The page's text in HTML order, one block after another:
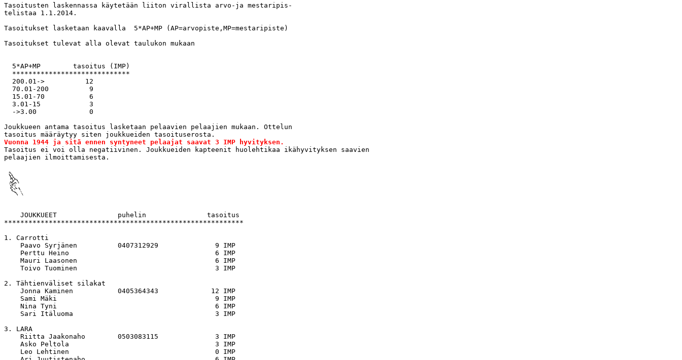
Tasoitusten laskennassa käytetään liiton virallista arvo-ja mestaripis-
telistaa 1.1.2014.
Tasoitukset lasketaan kaavalla  5*AP+MP (AP=arvopiste,MP=mestaripiste)
Tasoitukset tulevat alla olevat taulukon mukaan
  5*AP+MP        tasoitus (IMP)
  *****************************
  200.01->          12
  70.01-200          9
  15.01-70           6
  3.01-15            3
  ->3.00             0
Joukkueen antama tasoitus lasketaan pelaavien pelaajien mukaan. Ottelun
Vuonna 1944 ja sitä ennen syntyneet pelaajat saavat 3 IMP hyvityksen.
Tasoitus ei voi olla negatiivinen. Joukkueiden kapteenit huolehtikaa ikähyvityksen saavien
    JOUKKUEET               puhelin               tasoitus
***********************************************************
1. Carrotti
    Paavo Syrjänen          0407312929              9 IMP
    Perttu Heino                                    6 IMP
    Mauri Laasonen                                  6 IMP
    Toivo Tuominen                                  3 IMP
2. Tähtienväliset silakat
    Jonna Kaminen           0405364343             12 IMP
    Sami Mäki                                       9 IMP
    Nina Tyni                                       6 IMP
    Sari Itäluoma                                   3 IMP
3. LARA
    Riitta Jaakonaho        0503083115              3 IMP
    Asko Peltola                                    3 IMP
    Leo Lehtinen                                    0 IMP